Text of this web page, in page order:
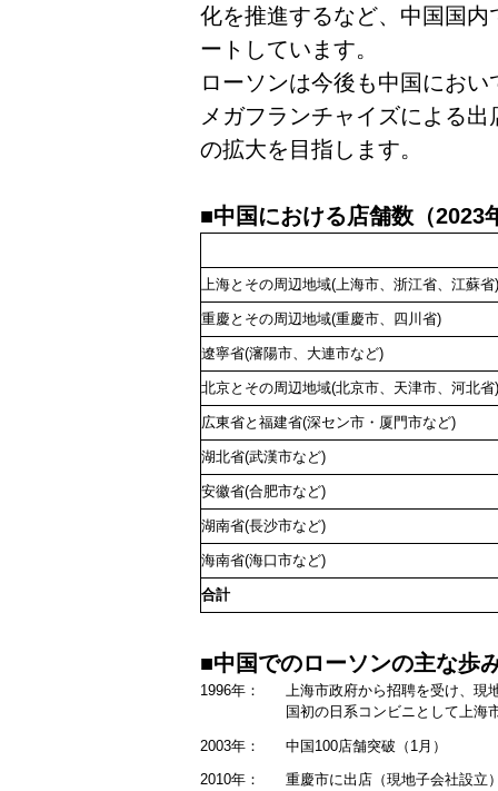
化を推進するなど、中国国
ートしています。
ローソンは今後も中国にお
メガフランチャイズによる
の拡大を目指します。
■中国における店舗数（2023
上海とその周辺地域(上海市、浙江省、江蘇省)
重慶とその周辺地域(重慶市、四川省)
遼寧省(瀋陽市、大連市など)
北京とその周辺地域(北京市、天津市、河北省)
広東省と福建省(深セン市・厦門市など)
湖北省(武漢市など)
安徽省(合肥市など)
湖南省(長沙市など)
海南省(海口市など)
合計
■中国でのローソンの主な歩
1996年：
上海市政府から招聘を受け、現
国初の日系コンビニとして上海
2003年：
中国100店舗突破（1月）
2010年：
重慶市に出店（現地子会社設立